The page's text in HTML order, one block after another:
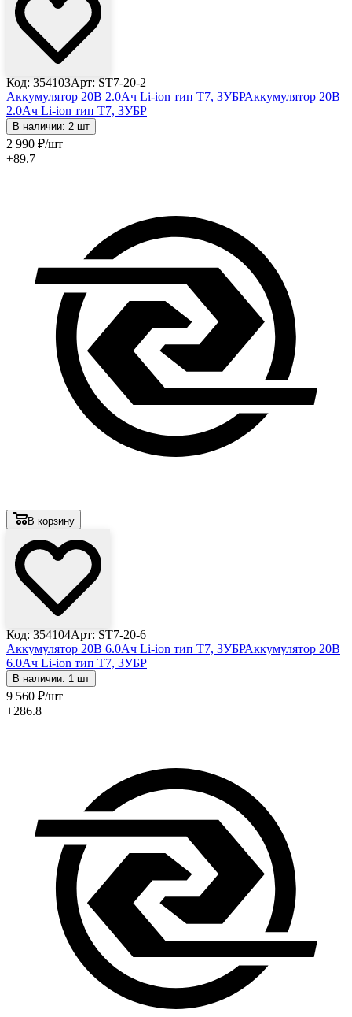
Код: 354103Арт: ST7-20-2
Аккумулятор 20В 2.0Ач Li-ion тип T7, ЗУБРАккумулятор 20В
2.0Ач Li-ion тип T7, ЗУБР
В наличии: 2 шт
2 990 ₽/шт
+89.7
В корзину
Код: 354104Арт: ST7-20-6
Аккумулятор 20В 6.0Ач Li-ion тип T7, ЗУБРАккумулятор 20В
6.0Ач Li-ion тип T7, ЗУБР
В наличии: 1 шт
9 560 ₽/шт
+286.8